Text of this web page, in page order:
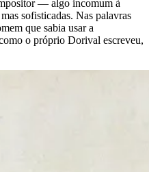
— algo incomum à
sofisticadas. Nas palavras
que sabia usar a
o próprio Dorival escreveu,